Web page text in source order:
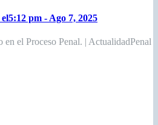
pm - Ago 7, 2025
el Proceso Penal. | ActualidadPenal